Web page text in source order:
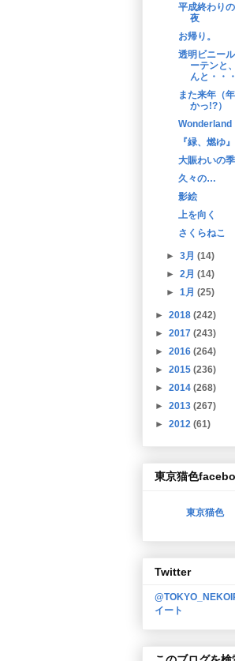
平成終わり
夜
お帰り。
透明ビニー
ーテンと
んと・・
また来年（
かっ!?）
Wonderland
『緑、燃ゆ』
大賑わいの
久々の…
影絵
上を向く
さくらねこ
►3月(14)
►2月(14)
►1月(25)
► 2018 (242)
► 2017 (243)
► 2016 (264)
► 2015 (236)
► 2014 (268)
► 2013 (267)
► 2012 (61)
東京猫色
東京猫色
Twitter
イート